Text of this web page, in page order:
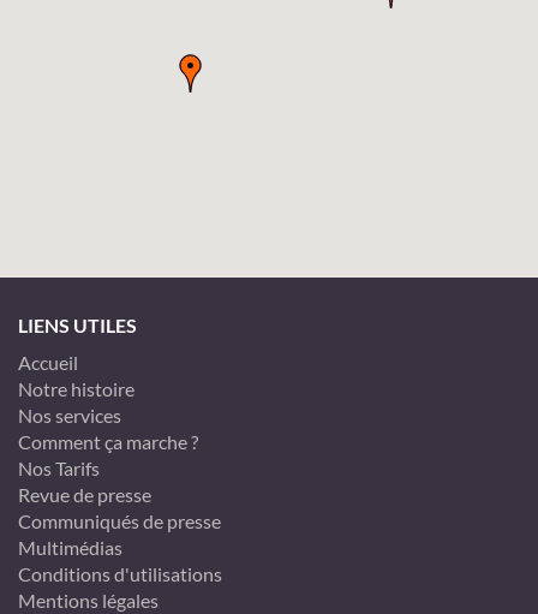
LIENS UTILES
Accueil
Notre histoire
Nos services
Comment ça marche ?
Nos Tarifs
Revue de presse
Communiqués de presse
Multimédias
Conditions d'utilisations
Mentions légales